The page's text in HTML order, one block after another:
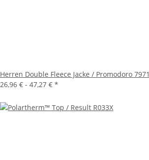
Herren Double Fleece Jacke / Promodoro 7971
26,96 € - 47,27 € *